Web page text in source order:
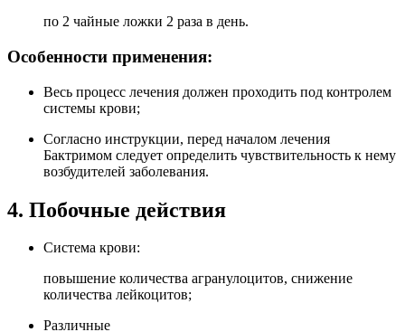
по 2 чайные ложки 2 раза в день.
Особенности применения:
Весь процесс лечения должен проходить под контролем
системы крови;
Согласно инструкции, перед началом лечения
Бактримом следует определить чувствительность к нему
возбудителей заболевания.
4. Побочные действия
Система крови:
повышение количества агранулоцитов, снижение
количества лейкоцитов;
Различные